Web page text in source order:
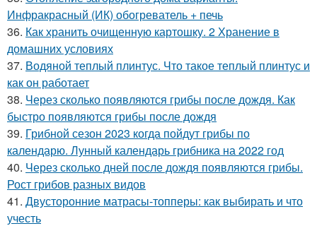
Инфракрасный (ИК) обогреватель + печь
36. Как хранить очищенную картошку. 2 Хранение в
домашних условиях
37. Водяной теплый плинтус. Что такое теплый плинтус и
как он работает
38. Через сколько появляются грибы после дождя. Как
быстро появляются грибы после дождя
39. Грибной сезон 2023 когда пойдут грибы по
календарю. Лунный календарь грибника на 2022 год
40. Через сколько дней после дождя появляются грибы.
Рост грибов разных видов
41. Двусторонние матрасы-топперы: как выбирать и что
учесть